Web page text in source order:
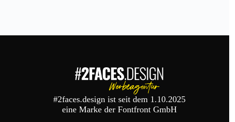
#2faces.design ist seit dem 1.10.2025
eine Marke der Fontfront GmbH